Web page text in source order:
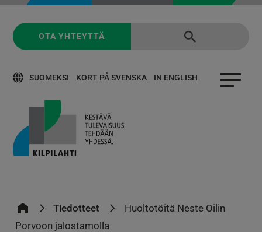
SUOMEKSI KORT PÅ SVENSKA IN ENGLISH
OTA YHTEYTTÄ
Tiedotteet
Huoltotöitä Neste Oilin
Porvoon jalostamolla